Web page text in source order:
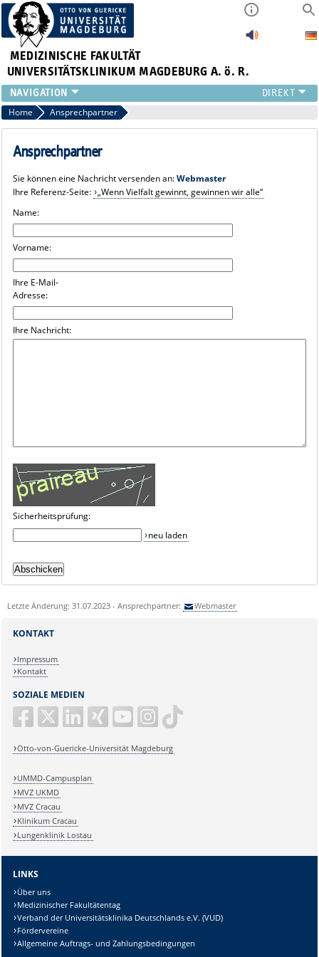
MEDIZINISCHE FAKULTÄT
UNIVERSITÄTSKLINIKUM MAGDEBURG A. ö. R.
INSTITUTE
KLINIKEN
ZENTRALE EINRICHTUNGEN
PRESSE
INTERNATIONAL
INTRANET
Home Ansprechpartner
Ansprechpartner
Sie können eine Nachricht versenden an:Webmaster
Ihre Referenz-Seite: „Wenn Vielfalt gewinnt, gewinnen wir alle“
Name:
Vorname:
Ihre E-Mail-
Adresse:
Ihre Nachricht:
Sicherheitsprüfung:
neu laden
Letzte Änderung: 31.07.2023 - Ansprechpartner: Webmaster
SOZIALE MEDIEN
Otto-von-Guericke-Universität Magdeburg
KONTAKT
Impressum
Kontakt
UMMD-Campusplan
MVZ UKMD
MVZ Cracau
Klinikum Cracau
Lungenklinik Lostau
LINKS
Über uns
Medizinischer Fakultätentag
Verband der Universitätsklinika Deutschlands e.V. (VUD)
Fördervereine
Allgemeine Auftrags- und Zahlungsbedingungen